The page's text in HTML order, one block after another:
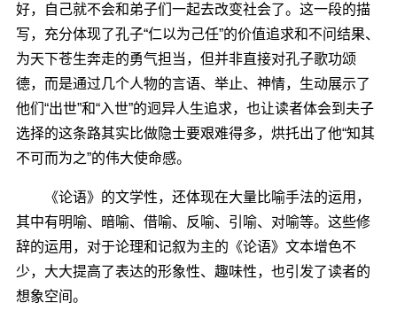
好，自己就不会和弟子们一起去改变社会了。这一段的描
写，充分体现了孔子“仁以为己任”的价值追求和不问结果、
为天下苍生奔走的勇气担当，但并非直接对孔子歌功颂
德，而是通过几个人物的言语、举止、神情，生动展示了
他们“出世”和“入世”的迥异人生追求，也让读者体会到夫子
选择的这条路其实比做隐士要艰难得多，烘托出了他“知其
不可而为之”的伟大使命感。
《论语》的文学性，还体现在大量比喻手法的运用，
其中有明喻、暗喻、借喻、反喻、引喻、对喻等。这些修
辞的运用，对于论理和记叙为主的《论语》文本增色不
少，大大提高了表达的形象性、趣味性，也引发了读者的
想象空间。